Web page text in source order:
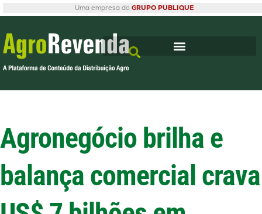
Uma empresa do GRUPO PUBLIQUE
Agronegócio brilha e
balança comercial crava